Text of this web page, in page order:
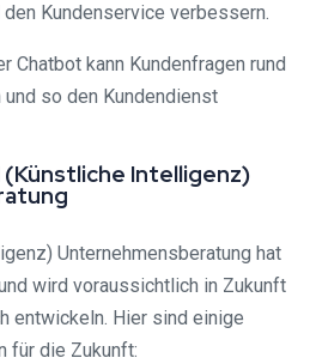
Kundenservice verbessern.
Chatbot kann Kundenfragen rund
so den Kundendienst
Intelligenz)
Unternehmensberatung hat
wird voraussichtlich in Zukunft
entwickeln. Hier sind einige
für die Zukunft: